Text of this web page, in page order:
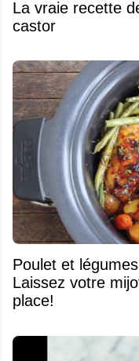
La vraie recette
castor
Poulet et
Laissez votre
place!